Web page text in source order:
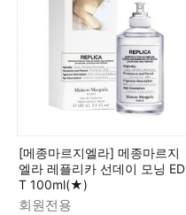
[메종마르지엘라] 메종마르지
엘라 레플리카 선데이 모닝 ED
T 100ml(★)
회원전용